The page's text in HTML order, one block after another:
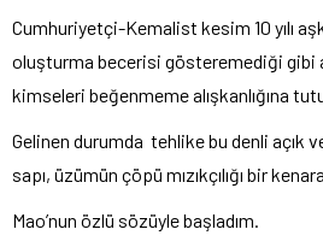
Cumhuriyetçi-Kemalist kesim 10 yılı
oluşturma becerisi gösteremediği gibi
kimseleri beğenmeme alışkanlığına
Gelinen durumda tehlike bu denli açık
sapı, üzümün çöpü mızıkçılığı bir kenara
Mao’nun özlü sözüyle başladım.